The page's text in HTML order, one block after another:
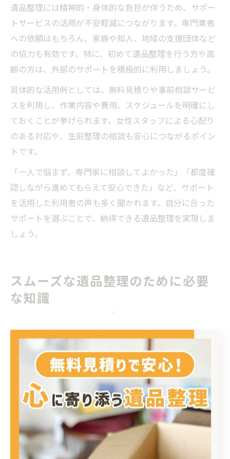
遺品整理には精神的・身体的な負担が伴うため、サポー
トサービスの活用が不安軽減につながります。専門業者
への依頼はもちろん、家族や知人、地域の支援団体など
の協力も有効です。特に、初めて遺品整理を行う方や高
齢の方は、外部のサポートを積極的に利用しましょう。
具体的な活用例としては、無料見積りや事前相談サービ
スを利用し、作業内容や費用、スケジュールを明確にし
ておくことが挙げられます。女性スタッフによる心配り
のある対応や、生前整理の相談も安心につながるポイン
トです。
「一人で悩まず、専門家に相談してよかった」「都度確
認しながら進めてもらえて安心できた」など、サポート
を活用した利用者の声も多く聞かれます。自分に合った
サポートを選ぶことで、納得できる遺品整理を実現しま
しょう。
スムーズな遺品整理のために必要
な知識
遺品整理の手順と必要な知識を徹底解説
遺品整理をスムーズに進めるためには、正しい手順と必
要な知識を身につけておくことが重要です。まず、作業
開始前に遺品の全体量や種類を把握し、家族や関係者と
整理方針を共有します。これにより、思い出の品や貴重
品の取り扱いミスを防ぎやすくなります。
主な遺品整理の流れは、①仕分け・分類、②貴重品・思
い出品の選別、③不要品の処分、④必要な手続きや書類